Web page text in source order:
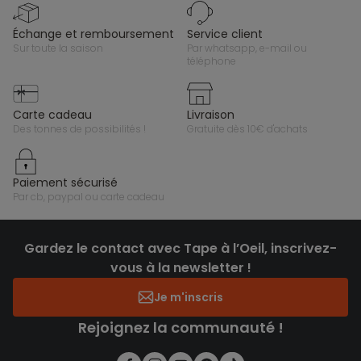
échange et remboursement
sur toute la saison
service client
par whatsapp, e-mail ou
téléphone
carte cadeau
des tonnes de possibilités !
livraison
gratuite dès 10€ d'achats
paiement sécurisé
par cb, paypal ou carte cadeau
Gardez le contact avec Tape à l’Oeil, inscrivez-
vous à la newsletter !
Je m'inscris
Rejoignez la communauté !